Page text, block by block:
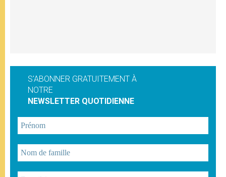
S'ABONNER GRATUITEMENT À
NOTRE
NEWSLETTER QUOTIDIENNE